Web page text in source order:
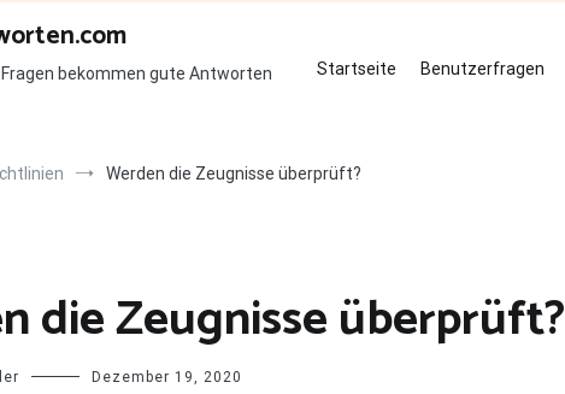
bekommen gute Antworten Startseite Benutzerfragen
Werden die Zeugnisse überprüft?
die Zeugnisse überprüft?
Dezember 19, 2020